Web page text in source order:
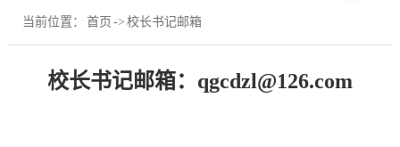
当前位置： 首页 -> 校长书记邮箱
校长书记邮箱：qgcdzl@126.com